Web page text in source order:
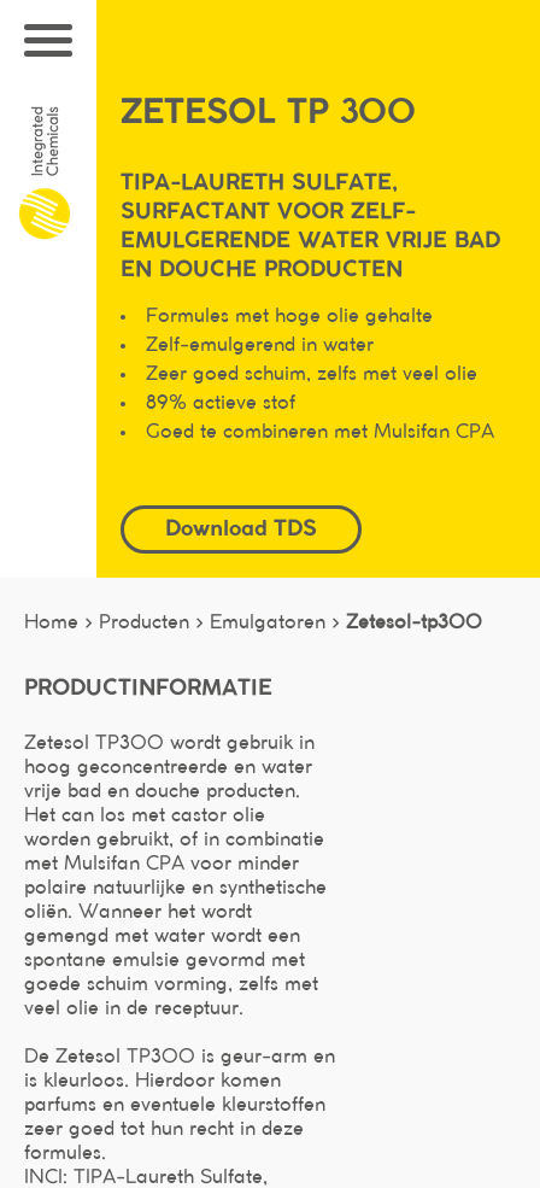
ZETESOL TP 300
TIPA-LAURETH SULFATE,
SURFACTANT VOOR ZELF-
EMULGERENDE WATER VRIJE BAD
EN DOUCHE PRODUCTEN
Formules met hoge olie gehalte
Zelf-emulgerend in water
Zeer goed schuim, zelfs met veel olie
89% actieve stof
Goed te combineren met Mulsifan CPA
Download TDS
Home > Producten > Emulgatoren > Zetesol-tp300
PRODUCTINFORMATIE
Zetesol TP300 wordt gebruik in
hoog geconcentreerde en water
vrije bad en douche producten.
Het can los met castor olie
worden gebruikt, of in combinatie
met Mulsifan CPA voor minder
polaire natuurlijke en synthetische
oliën. Wanneer het wordt
gemengd met water wordt een
spontane emulsie gevormd met
goede schuim vorming, zelfs met
veel olie in de receptuur.
De Zetesol TP300 is geur-arm en
is kleurloos. Hierdoor komen
parfums en eventuele kleurstoffen
zeer goed tot hun recht in deze
formules.
INCI: TIPA-Laureth Sulfate,